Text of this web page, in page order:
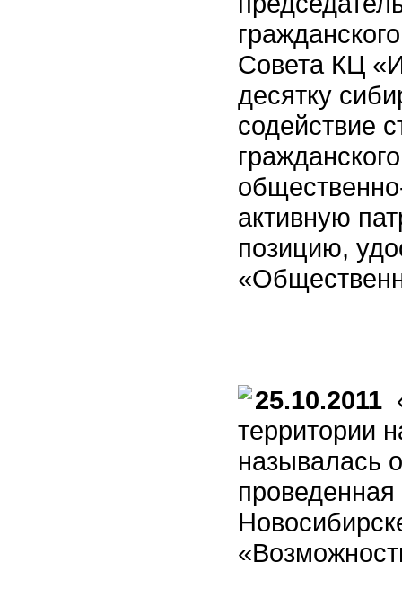
Совета КЦ
десятку
содействие
активную
позицию,
25.10.2011
территории
называлась
проведенная